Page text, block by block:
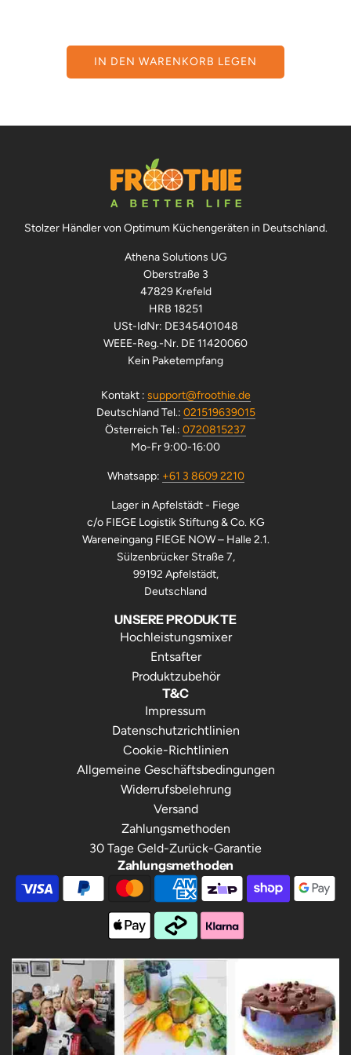
IN DEN WARENKORB LEGEN
Stolzer Händler von Optimum Küchengeräten in Deutschland.
Athena Solutions UG
Oberstraße 3
47829 Krefeld
HRB 18251
USt-IdNr: DE345401048
WEEE-Reg.-Nr. DE 11420060
Kein Paketempfang
Kontakt : support@froothie.de
Deutschland Tel.: 021519639015
Österreich Tel.: 0720815237
Mo-Fr 9:00-16:00
Whatsapp: +61 3 8609 2210
Lager in Apfelstädt - Fiege
c/o FIEGE Logistik Stiftung & Co. KG
Wareneingang FIEGE NOW – Halle 2.1.
Sülzenbrücker Straße 7,
99192 Apfelstädt,
Deutschland
UNSERE PRODUKTE
Hochleistungsmixer
Entsafter
Produktzubehör
T&C
Impressum
Datenschutzrichtlinien
Cookie-Richtlinien
Allgemeine Geschäftsbedingungen
Widerrufsbelehrung
Versand
Zahlungsmethoden
30 Tage Geld-Zurück-Garantie
Zahlungsmethoden